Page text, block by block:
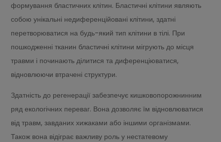
формування бластичних клітин. Бластичні клітини являють
собою унікальні недиференційовані клітини, здатні
перетворюватися на будь-який тип клітини в тілі. При
пошкодженні тканин бластичні клітини мігрують до місця
травми і починають ділитися та диференціюватися,
відновлюючи втрачені структури.
Здатність до регенерації забезпечує кишковопорожнинним
ряд екологічних переваг. Вона дозволяє їм відновлюватися
від травм, завданих хижаками або іншими організмами.
Також вона відіграє важливу роль у нестатевому